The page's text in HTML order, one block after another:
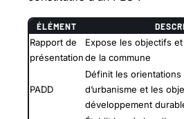
ÉLÉMENT
Rapport de
présentation
Expose les objectifs
de la commune
PADD
Définit les
d’urbanisme et les
développement